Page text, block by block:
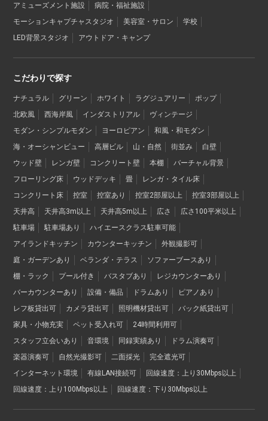
アミューズメント施設
病院・福祉施設
モーションキャプチャスタジオ
美容室・サロン
学校
LED背景スタジオ
アウトドア・キャンプ
こだわりで探す
ナチュラル グリーン ホワイト ラグジュアリー
ポップ
北欧風
西海岸風 インダストリアル
ヴィンテージ
モダン・シンプルモダン
ヨーロピアン
和風・和モダン
海・オーシャンビュー
高層ビル 山・自然 街並み
白壁
ウッド壁
レンガ壁 コンクリート壁 本棚
バーチャル背景
フローリング床
ウッドデッキ 畳
レンガ・タイル床
コンクリート床
控室 控室あり 控室2部屋以上
控室3部屋以上
天井高
天井高3m以上 天井高5m以上 広さ
広さ100平米以上
駐車場
駐車場あり
ハイエースクラス駐車可能
アイランドキッチン
カウンターキッチン
外観撮影可
庭・ガーデンあり
ベランダ・テラス
ソファーブースあり
棚・ラック
プール付き バスタブあり
レジカウンターあり
バーカウンターあり
設備・備品 ドラムあり
ピアノあり
レフ板貸出可
カメラ貸出可 照明機材貸出可
バック紙貸出可
家具・小物充実
ペット受入れ可
24時間利用可
スタッフ立会いあり
音環境 同録実績あり
ドラム演奏可
楽器演奏可
自然光撮影可 二面採光
完全遮光可
インターネット環境
有線LAN接続可
回線速度：上り30Mbps以上
回線速度：上り100Mbps以上
回線速度：下り30Mbps以上